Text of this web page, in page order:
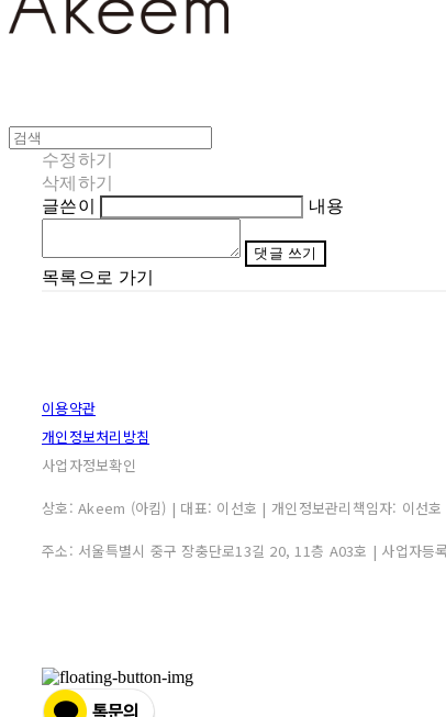
수정하기
삭제하기
글쓴이
내용
댓글 쓰기
목록으로 가기
이용약관
개인정보처리방침
사업자정보확인
상호: Akeem (아킴) | 대표: 이선호 | 개인정보관리책임자: 이
주소: 서울특별시 중구 장충단로13길 20, 11층 A03호 | 사업자등